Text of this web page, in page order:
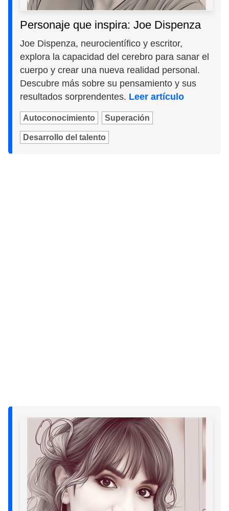
Personaje que inspira: Joe Dispenza
Joe Dispenza, neurocientífico y escritor,
explora la capacidad del cerebro para sanar el
cuerpo y crear una nueva realidad personal.
Descubre más sobre su pensamiento y sus
resultados sorprendentes. Leer artículo
Autoconocimiento Superación
Desarrollo del talento